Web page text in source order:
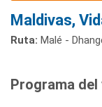
Maldivas,
Ruta: Malé -
Programa del